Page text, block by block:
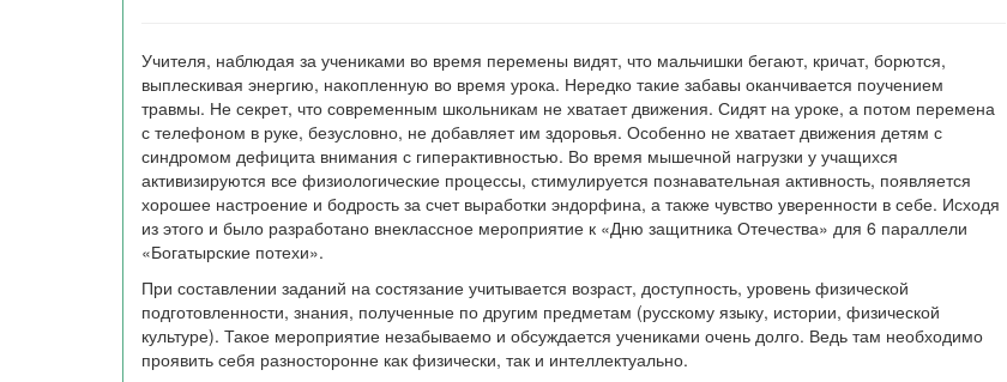
Учителя, наблюдая за учениками во время перемены видят, что мальчишки бегают, кричат, борются,
выплескивая энергию, накопленную во время урока. Нередко такие забавы оканчивается поучением
травмы. Не секрет, что современным школьникам не хватает движения. Сидят на уроке, а потом перемена
с телефоном в руке, безусловно, не добавляет им здоровья. Особенно не хватает движения детям с
синдромом дефицита внимания с гиперактивностью. Во время мышечной нагрузки у учащихся
активизируются все физиологические процессы, стимулируется познавательная активность, появляется
хорошее настроение и бодрость за счет выработки эндорфина, а также чувство уверенности в себе. Исходя
из этого и было разработано внеклассное мероприятие к «Дню защитника Отечества» для 6 параллели
«Богатырские потехи».
При составлении заданий на состязание учитывается возраст, доступность, уровень физической
подготовленности, знания, полученные по другим предметам (русскому языку, истории, физической
культуре). Такое мероприятие незабываемо и обсуждается учениками очень долго. Ведь там необходимо
проявить себя разносторонне как физически, так и интеллектуально.